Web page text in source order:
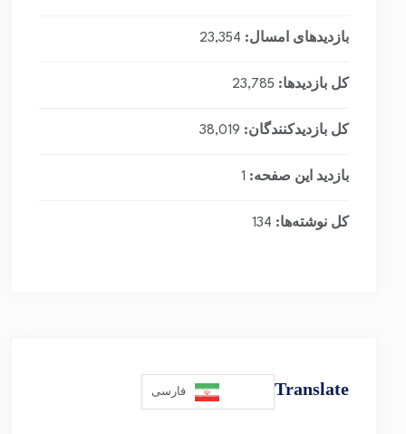
بازدیدهای امسال: 23,354
کل بازدیدها: 23,785
کل بازدیدکنند‌گان: 38,019
بازدید این صفحه: 1
کل نوشته‌ها: 134
Translate فارسی